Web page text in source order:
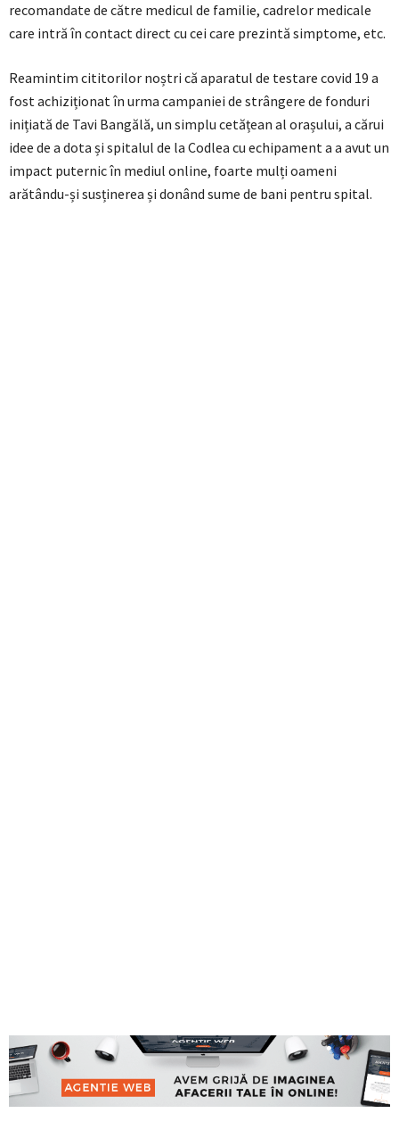
recomandate de către medicul de familie, cadrelor medicale
care intră în contact direct cu cei care prezintă simptome, etc.
Reamintim cititorilor noștri că aparatul de testare covid 19 a
fost achiziționat în urma campaniei de strângere de fonduri
inițiată de Tavi Bangălă, un simplu cetățean al orașului, a cărui
idee de a dota și spitalul de la Codlea cu echipament a a avut un
impact puternic în mediul online, foarte mulți oameni
arătându-și susținerea și donând sume de bani pentru spital.